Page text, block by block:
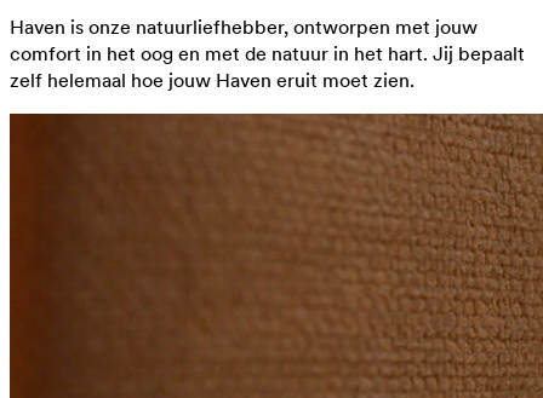
Haven is onze natuurliefhebber, ontworpen met jouw
comfort in het oog en met de natuur in het hart. Jij bepaalt
zelf helemaal hoe jouw Haven eruit moet zien.